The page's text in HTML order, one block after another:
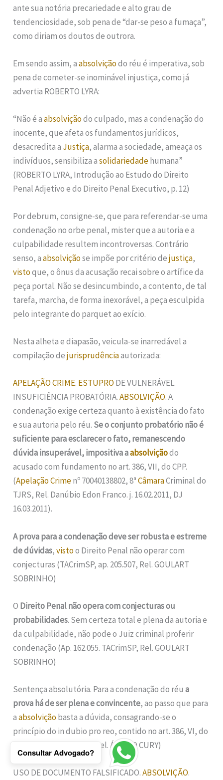
ante sua notória precariedade e alto grau de
tendenciosidade, sob pena de “dar-se peso a fumaça”,
como diriam os doutos de outrora.
Em sendo assim, aabsolviçãodo réu é imperativa, sob
pena de cometer-se inominável injustiça, como já
advertia ROBERTO LYRA:
“Não é aabsolviçãodo culpado, mas a condenação do
inocente, que afeta os fundamentos jurídicos,
desacredita a Justiça, alarma a sociedade, ameaça os
indivíduos, sensibiliza asolidariedadehumana”
(ROBERTO LYRA, Introdução ao Estudo do Direito
Penal Adjetivo e do Direito Penal Executivo, p. 12)
Por debrum, consigne-se, que para referendar-se uma
condenação no orbe penal, mister que a autoria e a
culpabilidade resultem incontroversas. Contrário
senso, aabsolviçãose impõe por critério dejustiça,
vistoque, o ônus da acusação recai sobre o artífice da
peça portal. Não se desincumbindo, a contento, de tal
tarefa, marcha, de forma inexorável, a peça esculpida
pelo integrante do parquet ao exício.
Nesta alheta e diapasão, veicula-se inarredável a
compilação dejurisprudênciaautorizada:
APELAÇÃOCRIME. ESTUPRO DE VULNERÁVEL.
INSUFICIÊNCIA PROBATÓRIA.ABSOLVIÇÃO. A
condenação exige certeza quanto à existência do fato
e sua autoria pelo réu. Se o conjunto probatório não é
suficiente para esclarecer o fato, remanescendo
dúvida insuperável, impositiva aabsolviçãodo
acusado com fundamento no art. 386, VII, do CPP.
(ApelaçãoCrimenº 70040138802, 8ªCâmaraCriminal do
TJRS, Rel. Danúbio Edon Franco. j. 16.02.2011, DJ
16.03.2011).
A prova para a condenação deve ser robusta e estreme
de dúvidas,vistoo Direito Penal não operar com
conjecturas (TACrimSP, ap. 205.507, Rel. GOULART
SOBRINHO)
O Direito Penal não opera com conjecturas ou
probabilidades. Sem certeza total e plena da autoria e
da culpabilidade, não pode o Juiz criminal proferir
condenação (Ap. 162.055. TACrimSP, Rel. GOULART
SOBRINHO)
Sentença absolutória. Para a condenação do réua
prova há de ser plena e convincente, ao passo que para
aabsolviçãobasta a dúvida, consagrando-se o
princípio do in dubio pro reo, contido no art. 386, VI, do
CPP (JUTACRIM, 72:26, Rel. ÁLVARO CURY)
USO DE DOCUMENTO FALSIFICADO.ABSOLVIÇÃO.
Consultar Advogado?